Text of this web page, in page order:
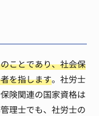
ことであり、社会保
を指します。社労士
険関連の国家資格は
理士でも、社労士の